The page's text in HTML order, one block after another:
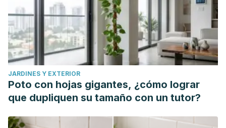
"Ansiedad, angustia y estrés: tres conceptos a
diferenciar."
Revista mal-estar e subjetividade
3.1 (2003):
10-59.
Durán, María Martha. "Bienestar psicológico: el estrés y la
calidad de vida en el contexto laboral."Revista nacional
de administración1.1 (2010): 71-84.
Banderas-Autora, Guadalupe Lizbeth Pedraza, and Samuel
afrontamiento: Estudios basados en el modelo
JARDINES Y EXTERIOR
Poto con hojas gigantes, ¿cómo lograr
que dupliquen su tamaño con un tutor?